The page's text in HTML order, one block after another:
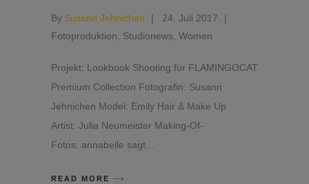
By Susann Jehnichen
24. Juli 2017
Fotoproduktion
Studionews Women
Projekt: Lookbook Shooting für FLAMINGOCAT
Premium Collection Fotografin: Susann
Jehnichen Model: Emily Hair & Make Up
Artist: Julia Neumeister Making-Of-
Fotos: annabelle sagt
READ MORE